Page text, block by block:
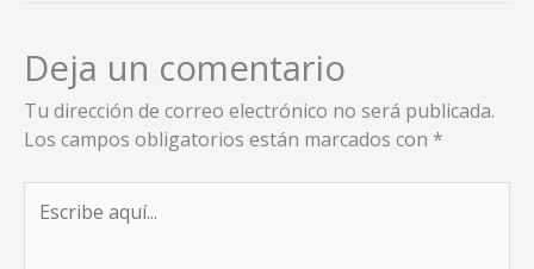
Deja un comentario
Tu dirección de correo electrónico no será publicada.
Los campos obligatorios están marcados con *
aquí...